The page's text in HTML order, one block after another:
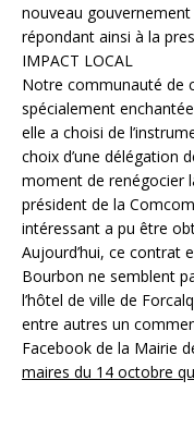
nouveau
répondant ainsi à la
IMPACT LOCAL
Notre communauté de
spécialement
elle a choisi de
choix d’une délégation
moment de renégocier
président de la
intéressant a pu être
Aujourd’hui, ce contrat
Bourbon ne semblent
l’hôtel de ville de
entre autres un
Facebook de la Mairie
maires du 14 octobre